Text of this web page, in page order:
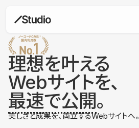
理想を叶える
Webサイトを、
最速で公開。
美しさと成果を、両立するWebサイトへ。